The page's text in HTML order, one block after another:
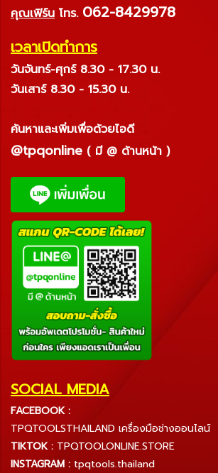
คุณเฟิร์น โทร. 062-8429978
เวลาเปิดทำการ
วันจันทร์-ศุกร์ 8.30 - 17.30 น.
วันเสาร์ 8.30 - 15.30 น.
ค้นหาและเพิ่มเพื่อด้วยไอดี
@tpqonline ( มี @ ด้านหน้า )
SOCIAL MEDIA
FACEBOOK :
TPQTOOLSTHAILAND เครื่องมือช่างออนไลน์
TIKTOK : TPQTOOLONLINE.STORE
INSTAGRAM : tpqtools.thailand